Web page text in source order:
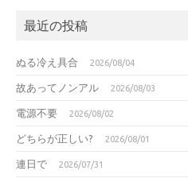
最近の投稿
ぬる冷え具合 2026/08/04
故あってノンアル 2026/08/03
電源不要 2026/08/02
どちらが正しい? 2026/08/01
連日で 2026/07/31